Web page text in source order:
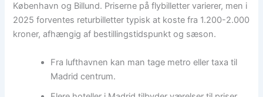
København og Billund. Priserne på flybilletter varierer, men i
2025 forventes returbilletter typisk at koste fra 1.200-2.000
kroner, afhængig af bestillingstidspunkt og sæson.
Fra lufthavnen kan man tage metro eller taxa til
Madrid centrum.